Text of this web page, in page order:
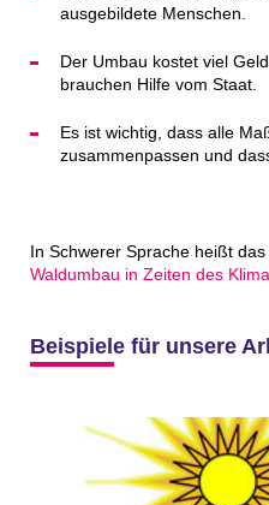
ausgebildete Menschen.
Der Umbau kostet viel
brauchen Hilfe vom Staat.
Es ist wichtig, dass alle
zusammenpassen und
In Schwerer Sprache heißt das
Waldumbau in Zeiten des
Beispiele für unsere